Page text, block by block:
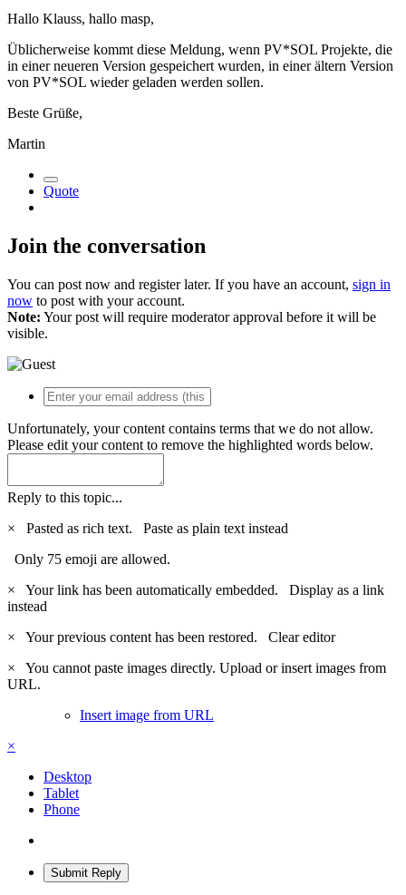
Hallo Klauss, hallo masp,
Üblicherweise kommt diese Meldung, wenn PV*SOL Projekte, die
in einer neueren Version gespeichert wurden, in einer ältern Version
von PV*SOL wieder geladen werden sollen.
Beste Grüße,
Martin
Quote
Join the conversation
You can post now and register later. If you have an account, sign in
now to post with your account.
Note: Your post will require moderator approval before it will be
visible.
Unfortunately, your content contains terms that we do not allow.
Please edit your content to remove the highlighted words below.
Reply to this topic...
×
Pasted as rich text. Paste as plain text instead
Only 75 emoji are allowed.
×
Your link has been automatically embedded. Display as a link
instead
×
Your previous content has been restored. Clear editor
×
You cannot paste images directly. Upload or insert images from
URL.
Insert image from URL
×
Desktop
Tablet
Phone
Submit Reply